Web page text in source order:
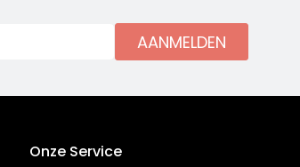
AANMELDEN
Onze Service